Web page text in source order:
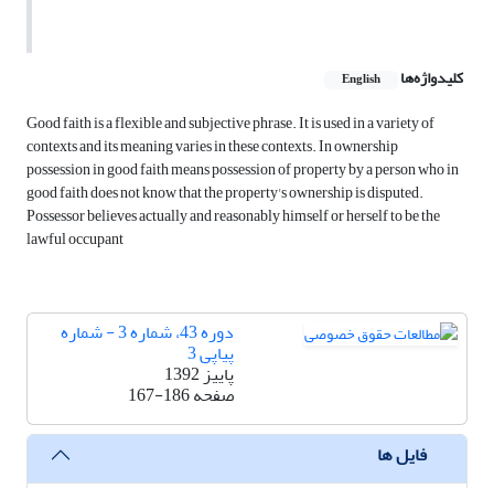
کلیدواژه‌ها English
Good faith is a flexible and subjective phrase. It is used in a variety of
contexts and its meaning varies in these contexts. In ownership
possession in good faith means possession of property by a person who in
good faith does not know that the property's ownership is disputed.
Possessor believes actually and reasonably himself or herself to be the
lawful occupant
دوره 43، شماره 3 - شماره
پیاپی 3
پاییز 1392
صفحه167-186
فایل ها